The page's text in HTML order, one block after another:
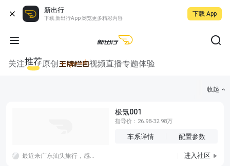
新出行
下载 新出行App 浏览更多精彩内容
下载 App
关注推荐原创 视频直播专题体验
收起
极氪001
指导价：26.98-32.98万
车系详情 配置参数
最近来广东汕头旅行，感觉很不错，汕头真的小公园和龙眼南路都是个人，感觉商业化也已经很成熟了 进入社区